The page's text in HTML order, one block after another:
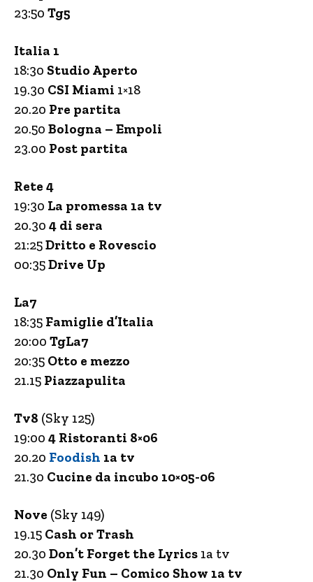
23:50 Tg5
Italia 1
18:30 Studio Aperto
19.30 CSI Miami 1×18
20.20 Pre partita
20.50 Bologna – Empoli
23.00 Post partita
Rete 4
19:30 La promessa 1a tv
20.30 4 di sera
21:25Dritto e Rovescio
00:35Drive Up
La7
18:35 Famiglie d’Italia
20:00 TgLa7
20:35 Otto e mezzo
21.15 Piazzapulita
Tv8 (Sky 125)
19:00 4 Ristoranti 8×06
20.20 Foodish 1a tv
21.30 Cucine da incubo 10×05-06
Nove (Sky 149)
19.15 Cash or Trash
20.30 Don’t Forget the Lyrics 1a tv
21.30 Only Fun – Comico Show 1a tv